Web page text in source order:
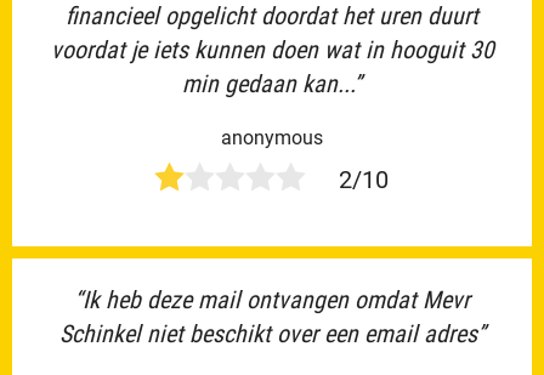
financieel opgelicht doordat het uren duurt
voordat je iets kunnen doen wat in hooguit 30
min gedaan kan...”
anonymous
2/10
“Ik heb deze mail ontvangen omdat Mevr
Schinkel niet beschikt over een email adres”